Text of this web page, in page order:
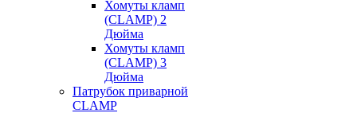
Хомуты кламп
(CLAMP) 2
Дюйма
Хомуты кламп
(CLAMP) 3
Дюйма
Патрубок приварной
CLAMP